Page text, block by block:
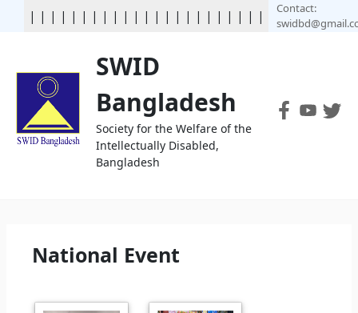
| | | | | | | | | | | | | | | | | | | | | | | | |Contact:
SWID
Bangladesh
Society for the Welfare of the
Intellectually Disabled,
Bangladesh
National Event